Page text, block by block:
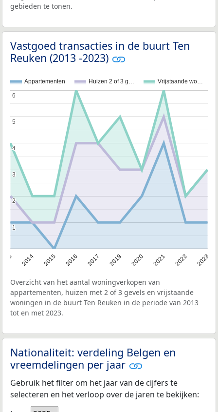
gebieden te tonen.
Vastgoed transacties in de buurt Ten
Reuken (2013 -2023)
Appartementen Huizen 2 of 3 g… Vrijstaande wo…
2014 2015 2016 2017 2019 2020 2021 2022 2023
1
1
2
2
3
3
4
4
5
5
6
6
Overzicht van het aantal woningverkopen van
appartementen, huizen met 2 of 3 gevels en vrijstaande
woningen in de buurt Ten Reuken in de periode van 2013
tot en met 2023.
Nationaliteit: verdeling Belgen en
vreemdelingen per jaar
Gebruik het filter om het jaar van de cijfers te
selecteren en het verloop over de jaren te bekijken: